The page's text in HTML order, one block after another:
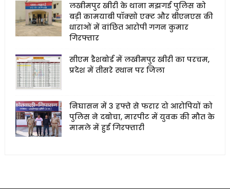
लखीमपुर खीरी के थाना मझगई पुलिस को
बड़ी कामयाबी पॉक्सो एक्ट और बीएनएस की
धाराओं में वांछित आरोपी गगन कुमार
गिरफ्तार
सीएम डैशबोर्ड में लखीमपुर खीरी का परचम,
प्रदेश में तीसरे स्थान पर जिला
निघासन में 3 हफ्ते से फरार दो आरोपियों को
पुलिस ने दबोचा, मारपीट में युवक की मौत के
मामले में हुई गिरफ्तारी